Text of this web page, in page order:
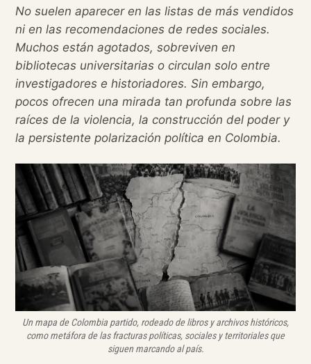
No suelen aparecer en las listas de más vendidos
ni en las recomendaciones de redes sociales.
Muchos están agotados, sobreviven en
bibliotecas universitarias o circulan solo entre
investigadores e historiadores. Sin embargo,
pocos ofrecen una mirada tan profunda sobre las
raíces de la violencia, la construcción del poder y
la persistente polarización política en Colombia.
Un mapa de Colombia partido, rodeado de libros y archivos históricos,
como metáfora de las fracturas políticas, sociales y territoriales que
siguen marcando al país.